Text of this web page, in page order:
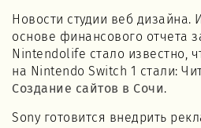
Новости студии веб дизайна.
основе финансового отчета
Nintendolife стало известно,
на Nintendo Switch 1 cтали:
Создание сайтов в Сочи.
Sony готовится внедрить